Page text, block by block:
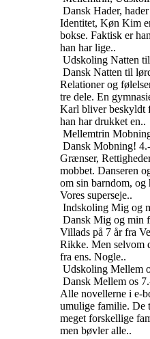
Dansk Hader,
Identitet, Køn Kim
bokse. Faktisk er
han har lige..
Udskoling Natten
Dansk Natten til
Relationer og
tre dele. En
Karl bliver beskyldt
han har drukket en..
Mellemtrin
Dansk Mobning!
Grænser,
mobbet. Danseren
om sin barndom, og
Vores superseje..
Indskoling Mig og
Dansk Mig og min
Villads på 7 år fra
Rikke. Men selvom
fra ens. Nogle..
Udskoling Mellem
Dansk Mellem os
Alle novellerne i e-
umulige familie. De
meget forskellige
men bøvler alle..